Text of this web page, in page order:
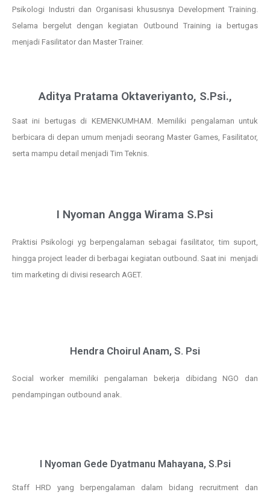
Psikologi Industri dan Organisasi khususnya Development Training.
Selama bergelut dengan kegiatan Outbound Training ia bertugas
menjadi Fasilitator dan Master Trainer.
Aditya Pratama Oktaveriyanto, S.Psi.,
Saat ini bertugas di KEMENKUMHAM. Memiliki pengalaman untuk
berbicara di depan umum menjadi seorang Master Games, Fasilitator,
serta mampu detail menjadi Tim Teknis.
I Nyoman Angga Wirama S.Psi
Praktisi Psikologi yg berpengalaman sebagai fasilitator, tim suport,
hingga project leader di berbagai kegiatan outbound. Saat ini menjadi
tim marketing di divisi research AGET.
Hendra Choirul Anam, S. Psi
Social worker memiliki pengalaman bekerja dibidang NGO dan
pendampingan outbound anak.
I Nyoman Gede Dyatmanu Mahayana, S.Psi
Staff HRD yang berpengalaman dalam bidang recruitment dan